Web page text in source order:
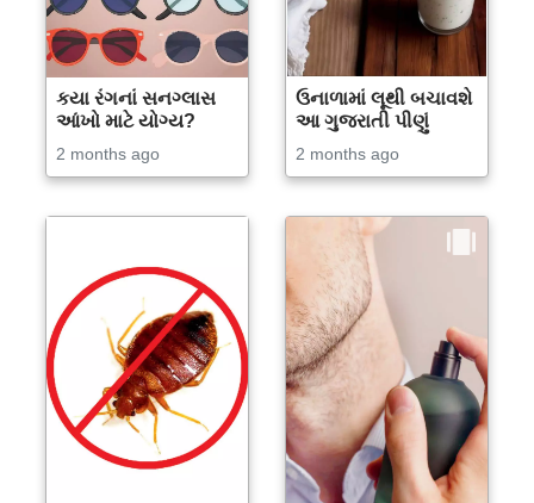
કયા રંગનાં સનગ્લાસ
આંખો માટે યોગ્ય?
2 months ago
ઉનાળામાં લૂથી બચાવશે
આ ગુજરાતી પીણું
2 months ago